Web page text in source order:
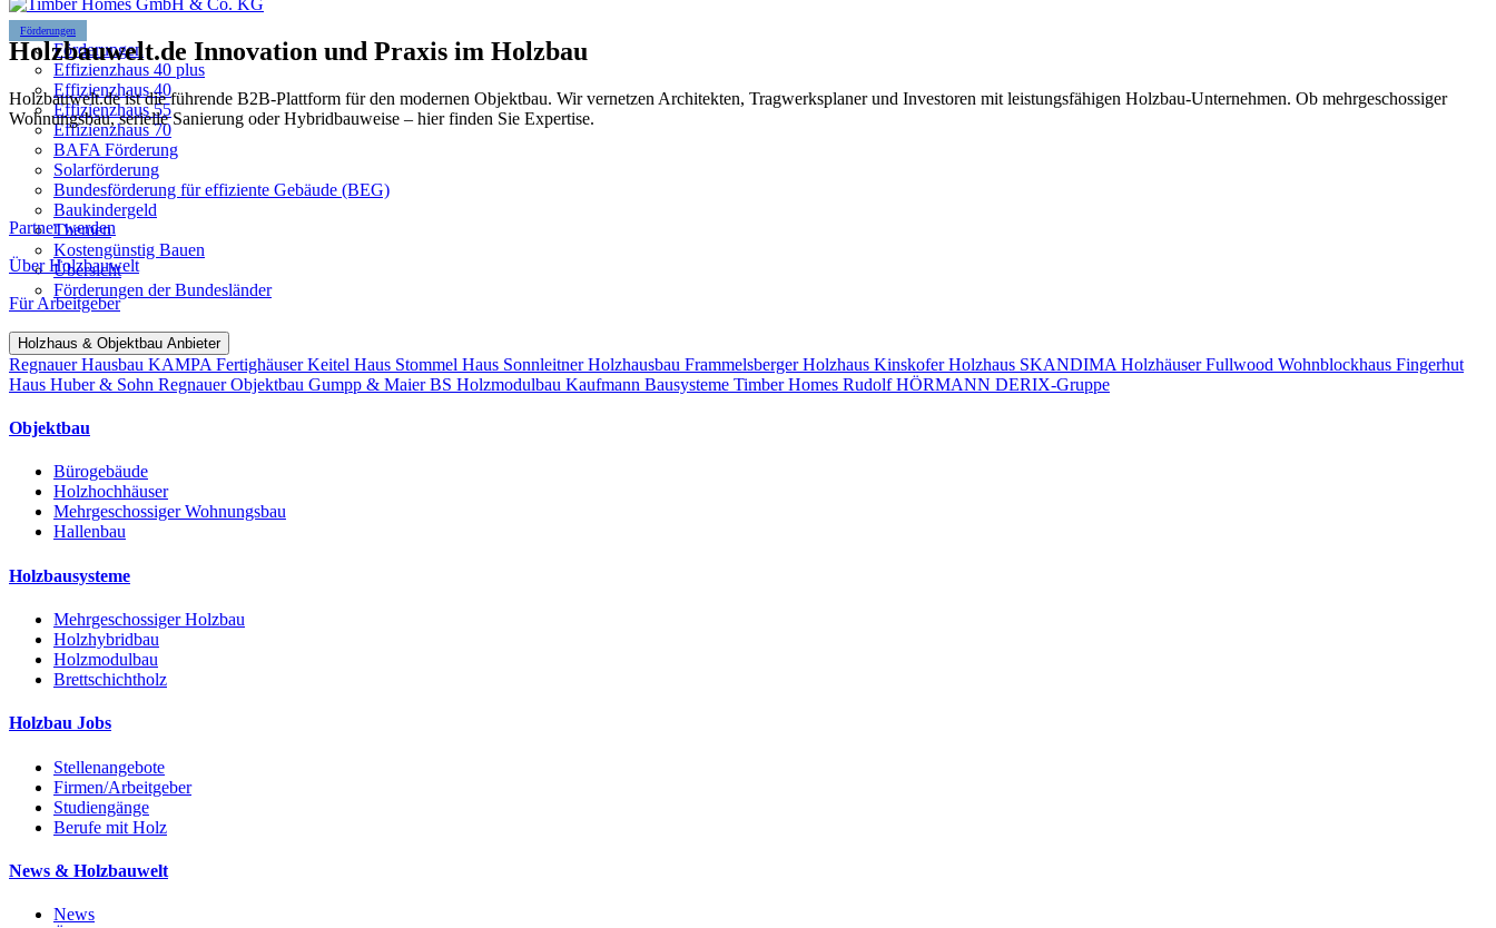
Förderungen
Förderungen
Effizienzhaus 40 plus
Effizienzhaus 40
Effizienzhaus 55
Effizienzhaus 70
BAFA Förderung
Solarförderung
Bundesförderung für effiziente Gebäude (BEG)
Baukindergeld
Themen
Kostengünstig Bauen
Übersicht
Förderungen der Bundesländer
Holzbauwelt.de Innovation und Praxis im Holzbau
Holzbauwelt.de ist die führende B2B-Plattform für den modernen Objektbau. Wir vernetzen Architekten, Tragwerksplaner und Investoren mit leistungsfähigen Holzbau-Unternehmen. Ob mehrgeschossiger
Wohnungsbau, serielle Sanierung oder Hybridbauweise – hier finden Sie Expertise.
Partner werden
Über Holzbauwelt
Für Arbeitgeber
Holzhaus & Objektbau Anbieter
Regnauer Hausbau KAMPA FertighäuserKeitel Haus Stommel Haus Sonnleitner Holzhausbau Frammelsberger Holzhaus Kinskofer Holzhaus SKANDIMA HolzhäuserFullwood Wohnblockhaus Fingerhut
Haus Huber & Sohn Regnauer Objektbau Gumpp & MaierBS Holzmodulbau Kaufmann Bausysteme Timber Homes Rudolf HÖRMANN DERIX-Gruppe
Objektbau
Bürogebäude
Holzhochhäuser
Mehrgeschossiger Wohnungsbau
Hallenbau
Holzbausysteme
Mehrgeschossiger Holzbau
Holzhybridbau
Holzmodulbau
Brettschichtholz
Holzbau Jobs
Stellenangebote
Firmen/Arbeitgeber
Studiengänge
Berufe mit Holz
News & Holzbauwelt
News